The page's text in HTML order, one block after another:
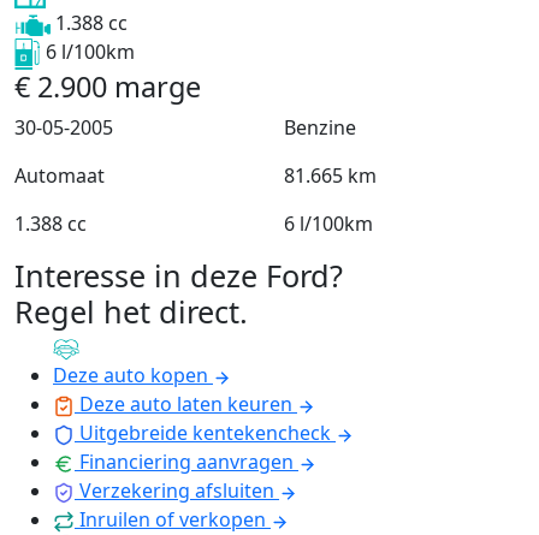
1.388 cc
6 l/100km
€ 2.900 marge
30-05-2005
Benzine
Automaat
81.665 km
1.388 cc
6 l/100km
Interesse in deze Ford?
Regel het direct.
Deze auto kopen
Deze auto laten keuren
Uitgebreide kentekencheck
Financiering aanvragen
Verzekering afsluiten
Inruilen of verkopen